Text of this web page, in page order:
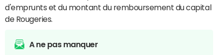
d'emprunts et du montant du remboursement du capital
de Rougeries.
A ne pas manquer